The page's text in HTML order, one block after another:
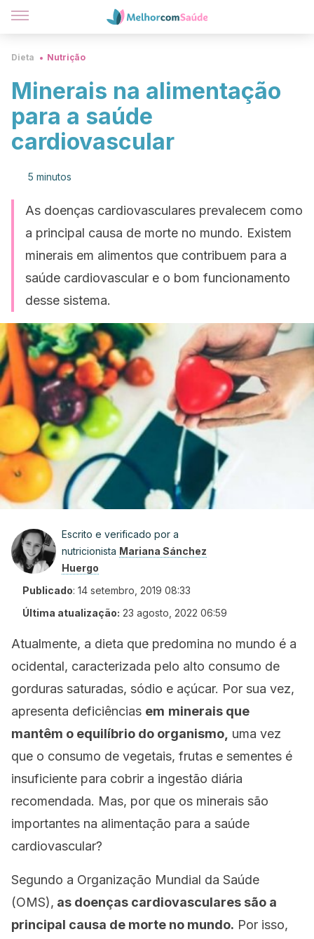
Dieta Nutrição
Minerais na alimentação
para a saúde
cardiovascular
5 minutos
As doenças cardiovasculares prevalecem como
a principal causa de morte no mundo. Existem
minerais em alimentos que contribuem para a
saúde cardiovascular e o bom funcionamento
desse sistema.
Escrito e verificado por a
nutricionista Mariana Sánchez
Huergo
Publicado: 14 setembro, 2019 08:33
Última atualização: 23 agosto, 2022 06:59
Atualmente, a dieta que predomina no mundo é a
ocidental, caracterizada pelo alto consumo de
gorduras saturadas, sódio e açúcar. Por sua vez,
apresenta deficiências em minerais que
mantêm o equilíbrio do organismo, uma vez
que o consumo de vegetais, frutas e sementes é
insuficiente para cobrir a ingestão diária
recomendada. Mas, por que os minerais são
importantes na alimentação para a saúde
cardiovascular?
Segundo a Organização Mundial da Saúde
(OMS), as doenças cardiovasculares são a
principal causa de morte no mundo. Por isso,